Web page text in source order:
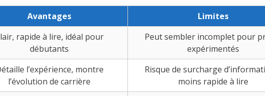
Avantages
Limites
rapide à lire, idéal pour
débutants
Peut sembler incomplet pour
expérimentés
l’expérience, montre
l’évolution de carrière
Risque de surcharge
moins rapide à lire